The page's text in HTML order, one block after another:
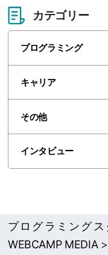
カテゴリー
プログラミング
キャリア
その他
インタビュー
プログラミングス
WEBCAMP MEDIA>